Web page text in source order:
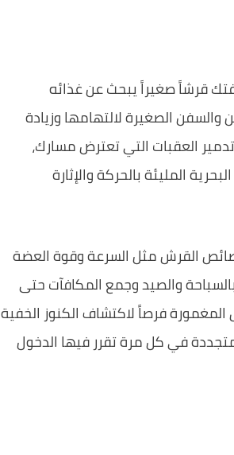
قرشاً صغيراً يبحث عن غذائه
الصغيرة لالتهامها وزيادة
العقبات التي تعترض مسارك،
المليئة بالحركة والإثارة
القرش مثل السرعة وقوة العضة
والصيد وجمع المكافآت حتى
فرصاً لاكتشاف الكنوز الخفية
في كل مرة تقرر فيها الدخول